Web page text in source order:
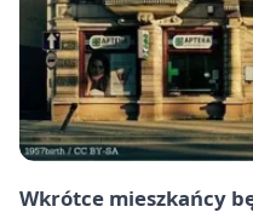
Wkrótce mieszkańcy